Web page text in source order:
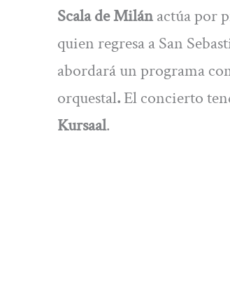
Scala de Milánactúa por
quien regresa a San
abordará un programa
orquestal.El concierto
Kursaal.